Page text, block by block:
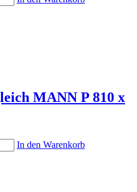
MANN P 810 x
In den Warenkorb